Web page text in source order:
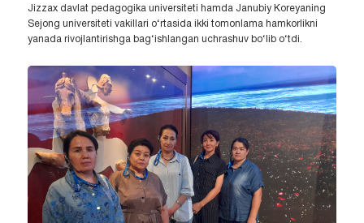
Jizzax davlat pedagogika universiteti hamda Janubiy Koreyaning
Sejong universiteti vakillari o‘rtasida ikki tomonlama hamkorlikni
yanada rivojlantirishga bag‘ishlangan uchrashuv bo‘lib o‘tdi.